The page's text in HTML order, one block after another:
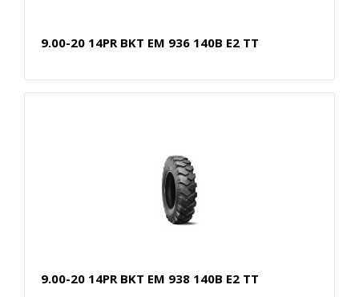
9.00-20 14PR BKT EM 936 140B E2 TT
9.00-20 14PR BKT EM 938 140B E2 TT